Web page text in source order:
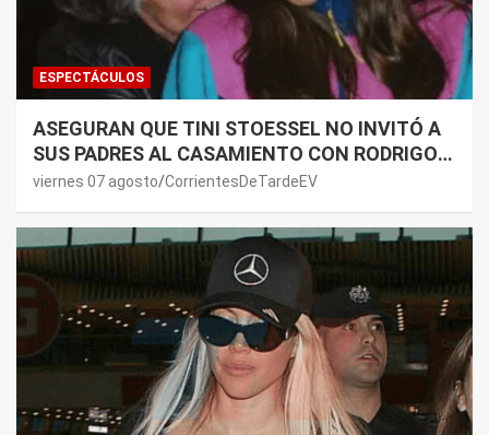
ESPECTÁCULOS
ASEGURAN QUE TINI STOESSEL NO INVITÓ A
SUS PADRES AL CASAMIENTO CON RODRIGO
DE PAUL: LOS MOTIVOS
viernes 07 agosto CorrientesDeTardeEV